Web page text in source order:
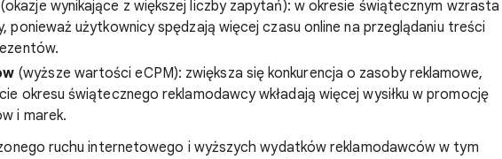
wynikające z większej liczby zapytań): w okresie świątecznym wzrasta
ponieważ użytkownicy spędzają więcej czasu online na przeglądaniu treści
(wyższe wartości eCPM): zwiększa się konkurencja o zasoby reklamowe,
okresu świątecznego reklamodawcy wkładają więcej wysiłku w promocję
i marek.
ruchu internetowego i wyższych wydatków reklamodawców w tym